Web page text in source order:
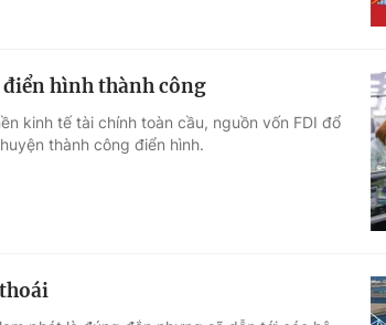
điển hình thành công
kinh tế tài chính toàn cầu, nguồn vốn FDI đổ
thành công điển hình.